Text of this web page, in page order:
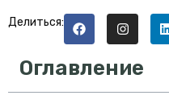
Делиться:
Оглавление